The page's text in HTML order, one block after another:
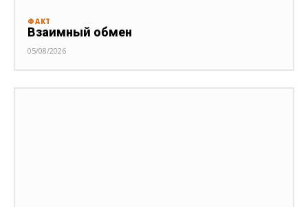
ФАКТ
Взаимный обмен
05/08/2026